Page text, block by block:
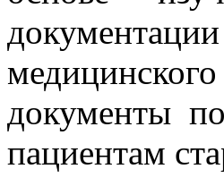
документы
пациентам